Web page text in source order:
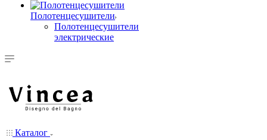
Полотенцесушители
Полотенцесушители
электрические
Каталог